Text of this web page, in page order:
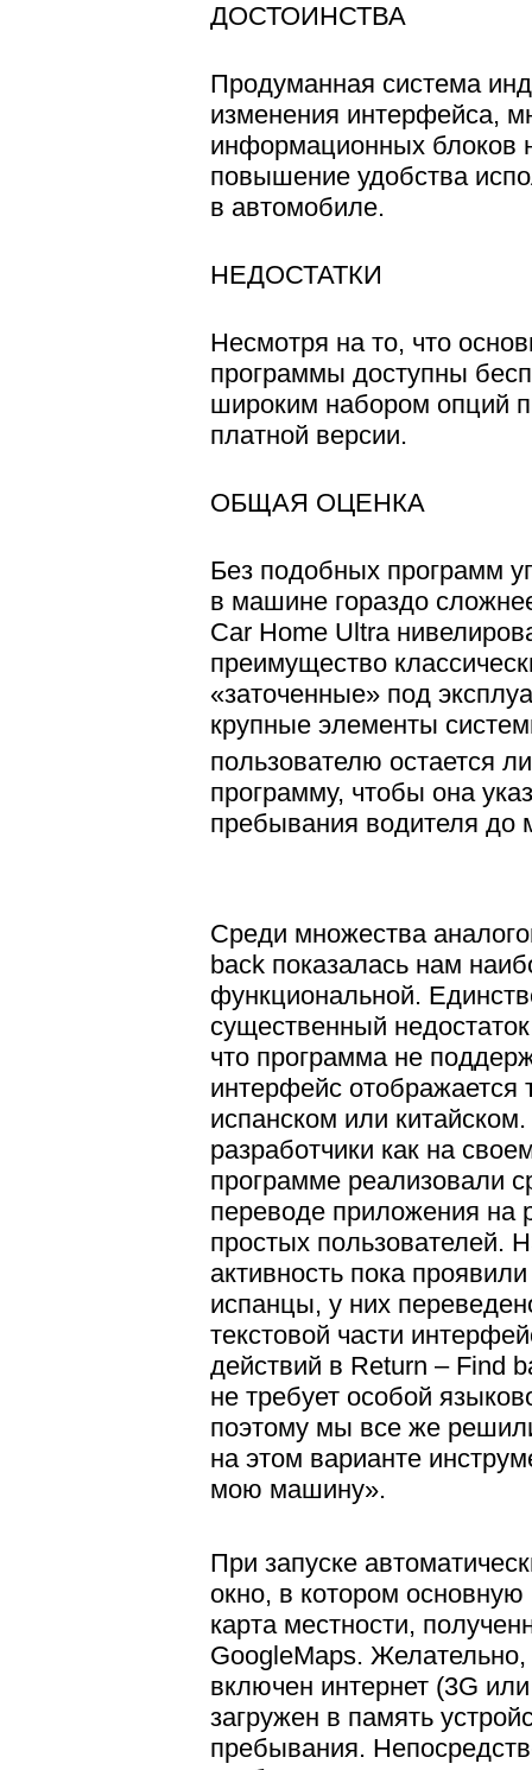
ДОСТОИНСТВА
Продуманная система
изменения интерфейса,
информационных блоков
повышение удобства
в автомобиле.
НЕДОСТАТКИ
Несмотря на то, что
программы доступны
широким набором опций
платной версии.
ОБЩАЯ ОЦЕНКА
Без подобных программ
в машине гораздо
Car Home Ultra
преимущество
«заточенные» под
крупные элементы
пользователю остается
программу, чтобы она
пребывания водителя
Среди множества
back показалась нам
функциональной.
существенный
что программа не
интерфейс отображается
испанском или
разработчики как на
программе реализовали
переводе приложения на
простых пользователей.
активность пока
испанцы, у них
текстовой части
действий в Return – Find
не требует особой
поэтому мы все же
на этом варианте
мою машину».
При запуске
окно, в котором основную
карта местности,
GoogleMaps.
включен интернет (3G
загружен в память
пребывания.